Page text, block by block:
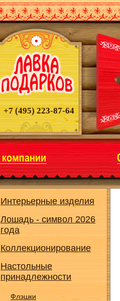
+7 (495) 223-87-64
Интерьерные изделия
Лошадь - символ 2026
года
Коллекционирование
Настольные
принадлежности
Флэшки